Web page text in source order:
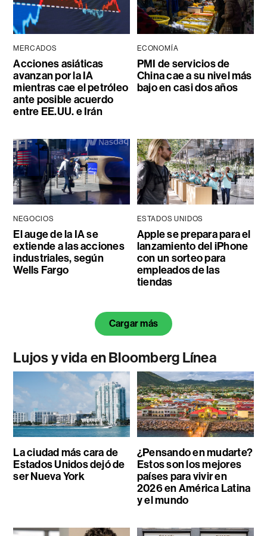
MERCADOS
Acciones asiáticas
avanzan por la IA
mientras cae el petróleo
ante posible acuerdo
entre EE.UU. e Irán
ECONOMÍA
PMI de servicios de
China cae a su nivel más
bajo en casi dos años
NEGOCIOS
El auge de la IA se
extiende a las acciones
industriales, según
Wells Fargo
ESTADOS UNIDOS
Apple se prepara para el
lanzamiento del iPhone
con un sorteo para
empleados de las
tiendas
Cargar más
Lujos y vida en Bloomberg Línea
La ciudad más cara de
Estados Unidos dejó de
ser Nueva York
¿Pensando en mudarte?
Estos son los mejores
países para vivir en
2026 en América Latina
y el mundo